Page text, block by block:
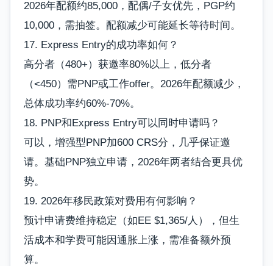
2026年配额约85,000，配偶/子女优先，PGP约
10,000，需抽签。配额减少可能延长等待时间。
17. Express Entry的成功率如何？
高分者（480+）获邀率80%以上，低分者
（<450）需PNP或工作offer。2026年配额减少，
总体成功率约60%-70%。
18. PNP和Express Entry可以同时申请吗？
可以，增强型PNP加600 CRS分，几乎保证邀
请。基础PNP独立申请，2026年两者结合更具优
势。
19. 2026年移民政策对费用有何影响？
预计申请费维持稳定（如EE $1,365/人），但生
活成本和学费可能因通胀上涨，需准备额外预
算。